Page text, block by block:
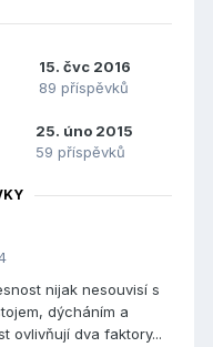
15. čvc 2016
89 příspěvků
25. úno 2015
59 příspěvků
nijak nesouvisí s
dýcháním a
ovlivňují dva faktory...